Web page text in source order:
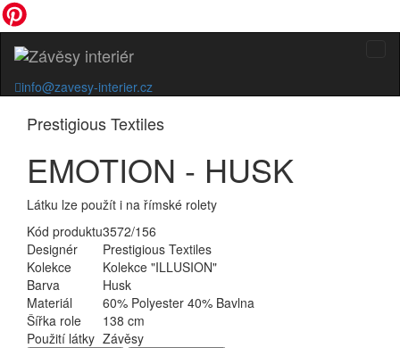
info@zavesy-interier.cz
Prestigious Textiles
EMOTION - HUSK
Látku lze použít i na římské rolety
Kód produktu3572/156
Designér
Prestigious Textiles
Kolekce
Kolekce "ILLUSION"
Barva
Husk
Materiál
60% Polyester 40% Bavlna
Šířka role
138 cm
Použití látky Závěsy